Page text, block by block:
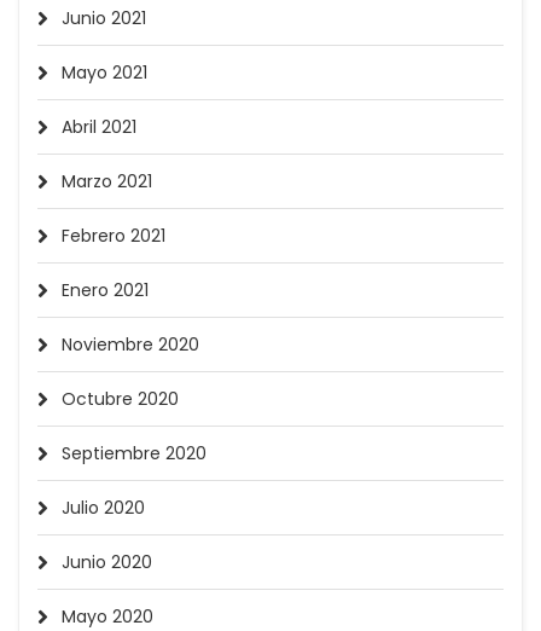
Junio 2021
Mayo 2021
Abril 2021
Marzo 2021
Febrero 2021
Enero 2021
Noviembre 2020
Octubre 2020
Septiembre 2020
Julio 2020
Junio 2020
Mayo 2020